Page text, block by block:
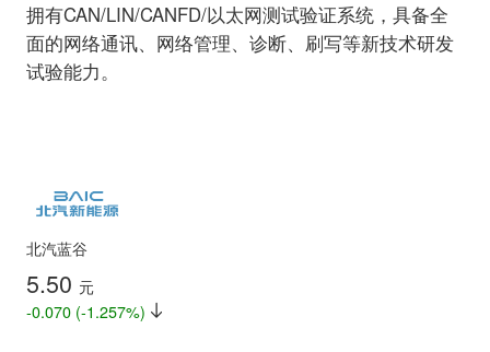
拥有CAN/LIN/CANFD/以太网测试验证系统，具备全
面的网络通讯、网络管理、诊断、刷写等新技术研发
试验能力。
北汽蓝谷
5.50 元
-0.070 (-1.257%)